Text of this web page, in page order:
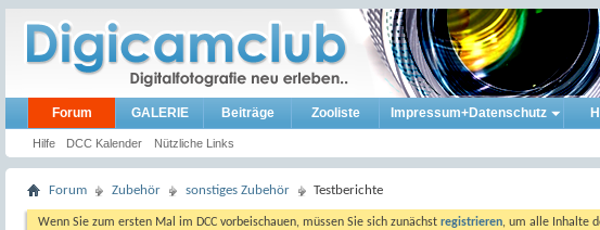
Forum
Hilfe DCC Kalender Nützliche Links
GALERIE Beiträge Zooliste Impressum+Datenschutz
Forum Zubehör sonstiges Zubehör Testberichte
Wenn Sie zum ersten Mal im DCC vorbeischauen, müssen Sie sich zunächst registrieren, um alle Inhalte